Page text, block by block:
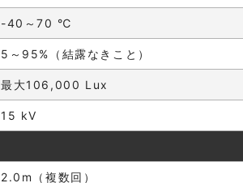
-40～70 ℃
5～95%（結露なきこと）
最大106,000 Lux
15 kV
2.0m（複数回）